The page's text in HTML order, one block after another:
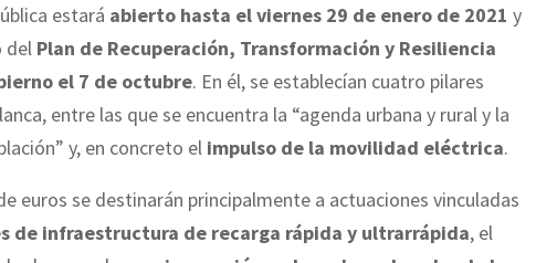
estará abierto hasta el viernes 29 de enero de 2021 y
del Plan de Recuperación, Transformación y Resiliencia
el 7 de octubre. En él, se establecían cuatro pilares
entre las que se encuentra la “agenda urbana y rural y la
y, en concreto el impulso de la movilidad eléctrica.
euros se destinarán principalmente a actuaciones vinculadas
de infraestructura de recarga rápida y ultrarrápida, el